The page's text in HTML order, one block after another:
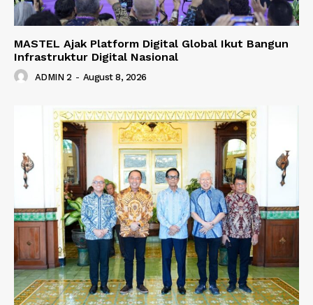
MASTEL Ajak Platform Digital Global Ikut Bangun
Infrastruktur Digital Nasional
ADMIN 2 - August 8, 2026